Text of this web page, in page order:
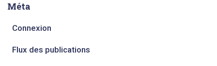
Méta
Connexion
Flux des publications